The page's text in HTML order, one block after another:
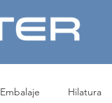
Hilatura